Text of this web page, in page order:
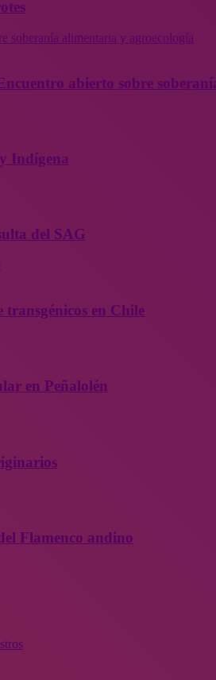
soberanía alimentaria y agroecología
abierto sobre
Indígena
del SAG
en Chile
en Peñalolén
Flamenco andino